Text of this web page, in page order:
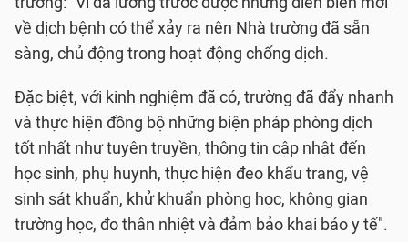
về dịch bệnh có thể xảy ra nên Nhà trường đã sẵn
sàng, chủ động trong hoạt động chống dịch.
Đặc biệt, với kinh nghiệm đã có, trường đã đẩy nhanh
và thực hiện đồng bộ những biện pháp phòng dịch
tốt nhất như tuyên truyền, thông tin cập nhật đến
học sinh, phụ huynh, thực hiện đeo khẩu trang, vệ
sinh sát khuẩn, khử khuẩn phòng học, không gian
trường học, đo thân nhiệt và đảm bảo khai báo y tế".